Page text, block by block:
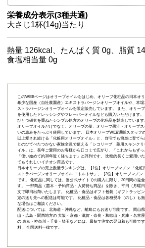
栄養成分表示(3種共通)
大さじ1杯(14g)当たり
熱量 126kcal、たんぱく質 0g、脂質
食塩相当量 0g
このWEBページはオリーブオイルをはじめ、オリーブ化粧品の日本オ
希少な国産（自社農園産）エキストラバージンオリーブオイルや、本
ストラバージンオリーブオイルを限定販売しています。 また、オリー
を使用したドレッシングやフレーバーオイルなども購入いただけます
ひとつ研究を重ねたシンプル処方のオリーブの化粧品を製造しています
オリーブオイルだけでなく、オリーブの葉、オリーブ果汁・オリーブ
いの恵みをたっぷり使用しています。 日本オリーブWEB通販スタッフ
以上愛され続ける「 化粧用オリーブオイル 」と、自宅でも簡単に育てら
とのびてべたつかない家族全員で使える「 シコリーブ 薬用スキンクリ
イル」は、長年ご愛用のお客様から口コミで広がり、「これからもずっ
「使い始めて約30年近く経ちます」と評判です。 比較的長くご愛用い
てもうれしいイチオシ商品です。
日本オリーブの売上数量ランキングは、【1位】オリーブマノン 「 化粧
ストラバージンオリーブオイル 「トルトサ」
、【3位】 オリーブマノン
です。 化粧品に関しては、当公式サイトでの購入に限り、 30日間の返
す。 一部商品（苗木・予約商品・入荷待ち商品）を除き、平日（月曜
文で即日出荷いたします。 化粧品・食品はギフト包装（ギフトラッピ
定の送り先への配送は可能です。 化粧品・食品は各種熨斗（のし）も
な場合はご相談ください。
配送については、北海道・沖縄など、離島にもお送り可能です。 岡山
山・広島・関西地方の 大阪・京都・滋賀・奈良・和歌山・兵庫・名古
の 東京・神奈川・千葉・埼玉などには、最短で注文の翌日着も可能で
料 、全国送料一律です。